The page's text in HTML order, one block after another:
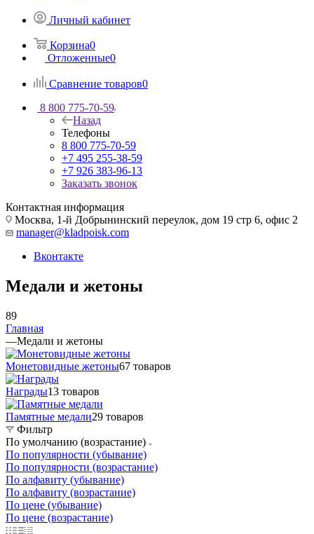
Личный кабинет
Корзина0
Отложенные0
Сравнение товаров0
8 800 775-70-59
Назад
Телефоны
8 800 775-70-59
+7 495 255-38-59
+7 926 383-96-13
Заказать звонок
Контактная информация
Москва, 1-й Добрынинский переулок, дом 19 стр 6, офис 2
manager@kladpoisk.com
Вконтакте
Медали и жетоны
89
Главная
—Медали и жетоны
Монетовидные жетоны67 товаров
Награды13 товаров
Памятные медали29 товаров
Фильтр
По умолчанию (возрастание)
По популярности (убывание)
По популярности (возрастание)
По алфавиту (убывание)
По алфавиту (возрастание)
По цене (убывание)
По цене (возрастание)